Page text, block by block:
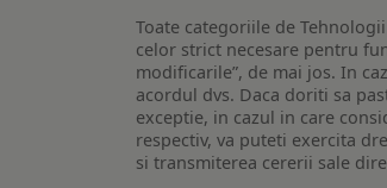
Toate categoriile de
celor strict necesare pentru
modificarile”, de mai jos. In
acordul dvs. Daca doriti sa
exceptie, in cazul in care
respectiv, va puteti exercita
si transmiterea cererii sale